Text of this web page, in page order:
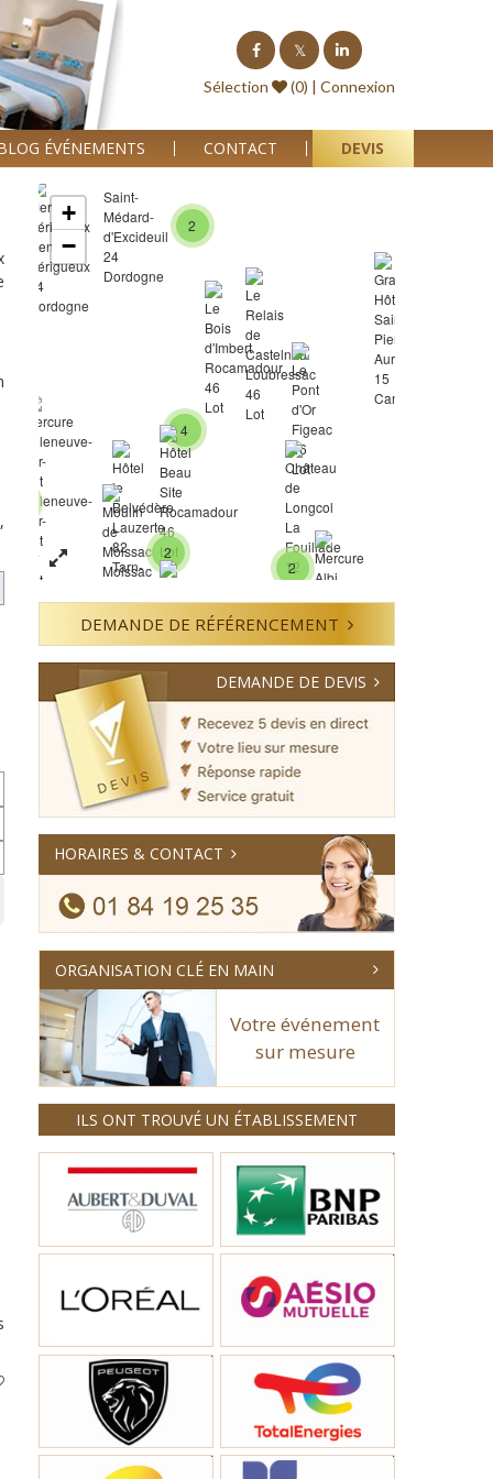
Sélection (0) | Connexion
ÉVÉNEMENTS CONTACT DEVIS
,
2
4
2
2
+
−
DEMANDE DE RÉFÉRENCEMENT
DEMANDE DE DEVIS
HORAIRES & CONTACT
ORGANISATION CLÉ EN MAIN
Votre événement
sur mesure
ILS ONT TROUVÉ UN ÉTABLISSEMENT